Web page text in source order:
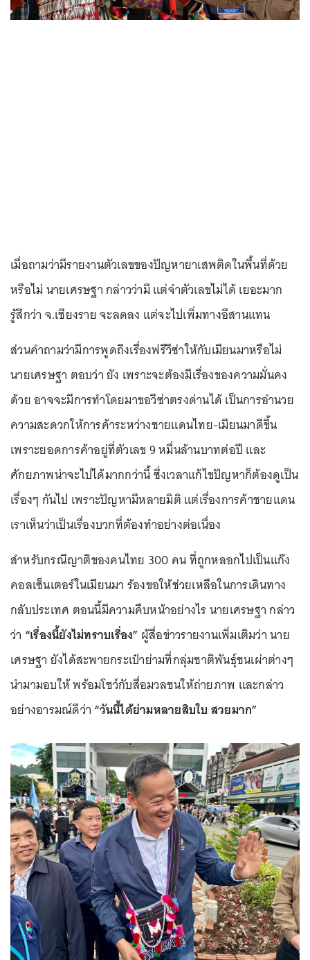
เมื่อถามว่ามีรายงานตัวเลขของปัญหายาเสพติดในพื้นที่ด้วย
หรือไม่ นายเศรษฐา กล่าวว่ามี แต่จำตัวเลขไม่ได้ เยอะมาก
รู้สึกว่า จ.เชียงราย จะลดลง แต่จะไปเพิ่มทางอีสานแทน
ส่วนคำถามว่ามีการพูดถึงเรื่องฟรีวีซ่าให้กับเมียนมาหรือไม่
นายเศรษฐา ตอบว่า ยัง เพราะจะต้องมีเรื่องของความมั่นคง
ด้วย อาจจะมีการทำโดยมาขอวีซ่าตรงด่านได้ เป็นการอำนวย
ความสะดวกให้การค้าระหว่างชายแดนไทย-เมียนมาดีขึ้น
เพราะยอดการค้าอยู่ที่ตัวเลข 9 หมื่นล้านบาทต่อปี และ
ศักยภาพน่าจะไปได้มากกว่านี้ ซึ่งเวลาแก้ไขปัญหาก็ต้องดูเป็น
เรื่องๆ กันไป เพราะปัญหามีหลายมิติ แต่เรื่องการค้าชายแดน
เราเห็นว่าเป็นเรื่องบวกที่ต้องทำอย่างต่อเนื่อง
สำหรับกรณีญาติของคนไทย 300 คน ที่ถูกหลอกไปเป็นแก๊ง
คอลเซ็นเตอร์ในเมียนมา ร้องขอให้ช่วยเหลือในการเดินทาง
กลับประเทศ ตอนนี้มีความคืบหน้าอย่างไร นายเศรษฐา กล่าว
ว่า “เรื่องนี้ยังไม่ทราบเรื่อง” ผู้สื่อข่าวรายงานเพิ่มเติมว่า นาย
เศรษฐา ยังได้สะพายกระเป๋าย่ามที่กลุ่มชาติพันธุ์ชนเผ่าต่างๆ
นำมามอบให้ พร้อมโชว์กับสื่อมวลชนให้ถ่ายภาพ และกล่าว
อย่างอารมณ์ดีว่า “วันนี้ได้ย่ามหลายสิบใบ สวยมาก”